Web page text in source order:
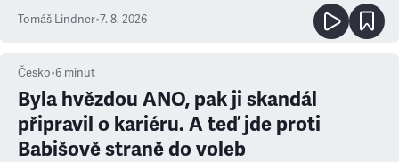
Tomáš Lindner•7. 8. 2026
Česko•6 minut
Byla hvězdou ANO, pak ji skandál
připravil o kariéru. A teď jde proti
Babišově straně do voleb